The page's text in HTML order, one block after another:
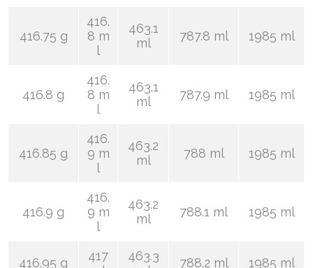
416.75 g
416.
8 m
l
463.1
ml
787.8 ml 1985 ml
416.8 g
416.
8 m
l
463.1
ml
787.9 ml 1985 ml
416.85 g
416.
9 m
l
463.2
ml
788 ml 1985 ml
416.9 g
416.
9 m
l
463.2
ml
788.1 ml 1985 ml
416.95 g
417
463.3
788.2 ml 1985 ml